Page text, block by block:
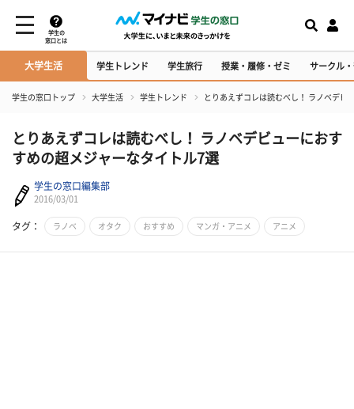
学生の
窓口とは
大学生活 学生トレンド 学生旅行 授業・履修・ゼミ サークル
学生の窓口トップ 大学生活 学生トレンド とりあえずコレは読むべし！ ラノベデビ
とりあえずコレは読むべし！ ラノベデビューにおす
すめの超メジャーなタイトル7選
学生の窓口編集部
2016/03/01
タグ： ラノベ オタク おすすめ マンガ・アニメ アニメ